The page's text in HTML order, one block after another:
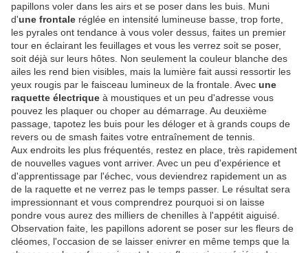
papillons voler dans les airs et se poser dans les buis. Muni
d'une frontale réglée en intensité lumineuse basse, trop forte,
les pyrales ont tendance à vous voler dessus, faites un premier
tour en éclairant les feuillages et vous les verrez soit se poser,
soit déjà sur leurs hôtes. Non seulement la couleur blanche des
ailes les rend bien visibles, mais la lumière fait aussi ressortir les
yeux rougis par le faisceau lumineux de la frontale. Avec une
raquette électrique à moustiques et un peu d'adresse vous
pouvez les plaquer ou choper au démarrage. Au deuxième
passage, tapotez les buis pour les déloger et à grands coups de
revers ou de smash faites votre entraînement de tennis.
Aux endroits les plus fréquentés, restez en place, très rapidement
de nouvelles vagues vont arriver. Avec un peu d'expérience et
d'apprentissage par l'échec, vous deviendrez rapidement un as
de la raquette et ne verrez pas le temps passer. Le résultat sera
impressionnant et vous comprendrez pourquoi si on laisse
pondre vous aurez des milliers de chenilles à l'appétit aiguisé.
Observation faite, les papillons adorent se poser sur les fleurs de
cléomes, l'occasion de se laisser enivrer en même temps que la